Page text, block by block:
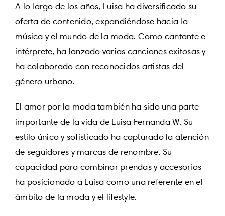
A lo largo de los años, Luisa ha diversificado su
oferta de contenido, expandiéndose hacia la
música y el mundo de la moda. Como cantante e
intérprete, ha lanzado varias canciones exitosas y
ha colaborado con reconocidos artistas del
género urbano.
El amor por la moda también ha sido una parte
importante de la vida de Luisa Fernanda W. Su
estilo único y sofisticado ha capturado la atención
de seguidores y marcas de renombre. Su
capacidad para combinar prendas y accesorios
ha posicionado a Luisa como una referente en el
ámbito de la moda y el lifestyle.